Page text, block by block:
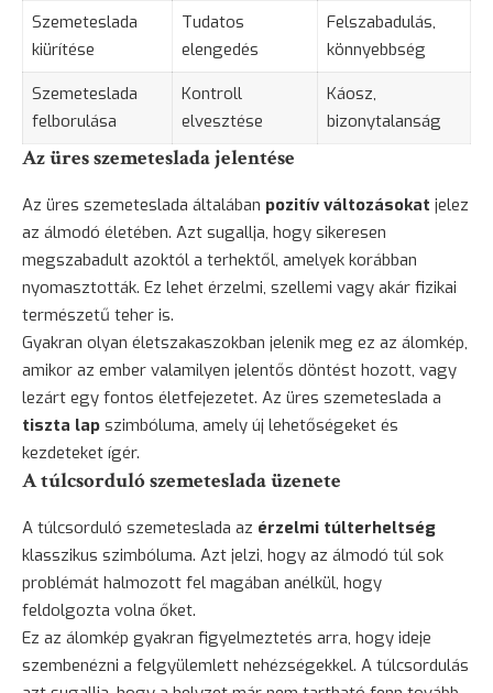
Szemeteslada
kiürítése
Tudatos
elengedés
Felszabadulás,
könnyebbség
Szemeteslada
felborulása
Kontroll
elvesztése
Káosz,
bizonytalanság
Az üres szemeteslada jelentése
Az üres szemeteslada általában pozitív változásokat jelez
az álmodó életében. Azt sugallja, hogy sikeresen
megszabadult azoktól a terhektől, amelyek korábban
nyomasztották. Ez lehet érzelmi, szellemi vagy akár fizikai
természetű teher is.
Gyakran olyan életszakaszokban jelenik meg ez az álomkép,
amikor az ember valamilyen jelentős döntést hozott, vagy
lezárt egy fontos életfejezetet. Az üres szemeteslada a
tiszta lap szimbóluma, amely új lehetőségeket és
kezdeteket ígér.
A túlcsorduló szemeteslada üzenete
A túlcsorduló szemeteslada az érzelmi túlterheltség
klasszikus szimbóluma. Azt jelzi, hogy az álmodó túl sok
problémát halmozott fel magában anélkül, hogy
feldolgozta volna őket.
Ez az álomkép gyakran figyelmeztetés arra, hogy ideje
szembenézni a felgyülemlett nehézségekkel. A túlcsordulás